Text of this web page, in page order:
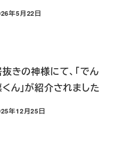
日
年5月22日
きの神様にて、「でん
ん」が紹介されました
日
年12月25日